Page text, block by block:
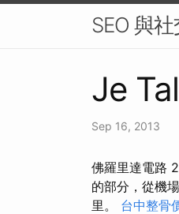
SEO 與
Je
Sep 16, 2013
佛羅里達電路
的部分，從機
里。 台中整骨